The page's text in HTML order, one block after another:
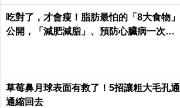
吃對了，才會瘦！脂肪最怕的「8大食物」
公開，「減肥減脂」、預防心臟病一次滿
草莓鼻月球表面有救了！5招讓粗大毛孔通
通縮回去